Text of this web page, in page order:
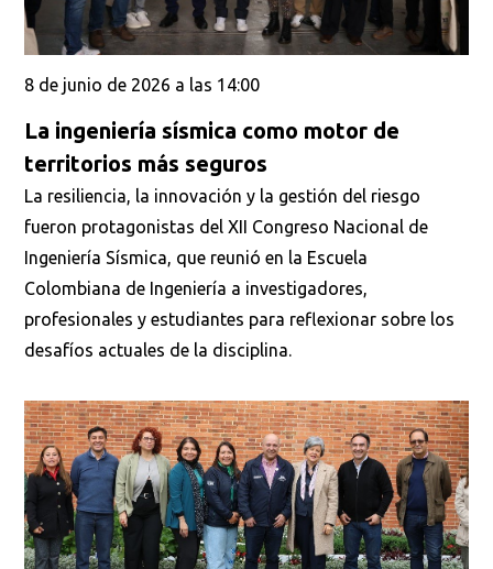
8 de junio de 2026 a las 14:00
La ingeniería sísmica como motor de
territorios más seguros
La resiliencia, la innovación y la gestión del riesgo
fueron protagonistas del XII Congreso Nacional de
Ingeniería Sísmica, que reunió en la Escuela
Colombiana de Ingeniería a investigadores,
profesionales y estudiantes para reflexionar sobre los
desafíos actuales de la disciplina.